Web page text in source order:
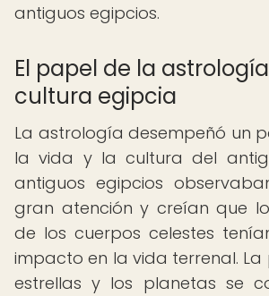
antiguos egipcios.
El papel de la
cultura egipcia
La astrología desempeñó un
la vida y la cultura del
antiguos egipcios
gran atención y creían que
de los cuerpos celestes
impacto en la vida terrenal. La
estrellas y los planetas se